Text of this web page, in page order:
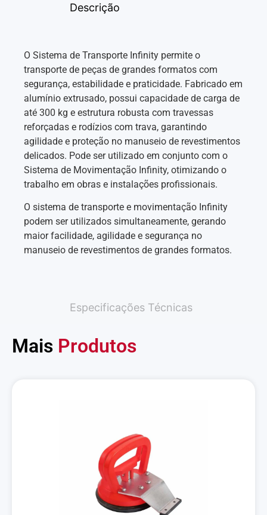
Descrição
Especificações Técnicas
O Sistema de Transporte Infinity permite o
transporte de peças de grandes formatos com
segurança, estabilidade e praticidade. Fabricado em
alumínio extrusado, possui capacidade de carga de
até 300 kg e estrutura robusta com travessas
reforçadas e rodízios com trava, garantindo
agilidade e proteção no manuseio de revestimentos
delicados. Pode ser utilizado em conjunto com o
Sistema de Movimentação Infinity, otimizando o
trabalho em obras e instalações profissionais.
O sistema de transporte e movimentação Infinity
podem ser utilizados simultaneamente, gerando
maior facilidade, agilidade e segurança no
manuseio de revestimentos de grandes formatos.
Mais Produtos